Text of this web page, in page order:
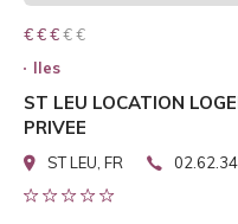
€ € € € €
€ € €
Iles
ST LEU LOCATION
PRIVEE
ST LEU, FR